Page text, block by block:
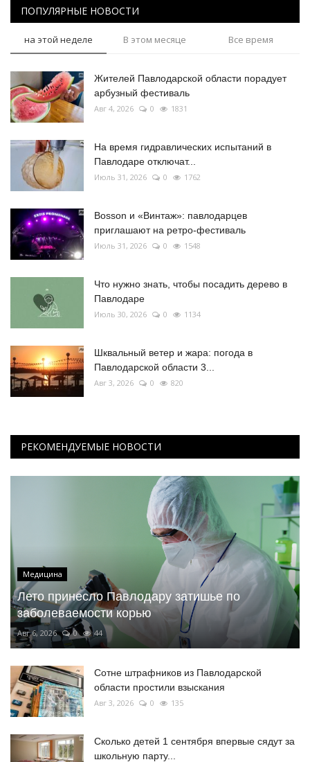
ПОПУЛЯРНЫЕ НОВОСТИ
на этой неделе В этом месяце Все время
Жителей Павлодарской области порадует
арбузный фестиваль
Авг 4, 2026 0 1831
На время гидравлических испытаний в
Павлодаре отключат...
Июль 31, 2026 0 1762
Bosson и «Винтаж»: павлодарцев
приглашают на ретро-фестиваль
Июль 31, 2026 0 1548
Что нужно знать, чтобы посадить дерево в
Павлодаре
Июль 30, 2026 0 1134
Шквальный ветер и жара: погода в
Павлодарской области 3...
Авг 3, 2026 0 820
РЕКОМЕНДУЕМЫЕ НОВОСТИ
Медицина
Лето принесло Павлодару затишье по
заболеваемости корью
Авг 6, 2026 0 44
Сотне штрафников из Павлодарской
области простили взыскания
Авг 3, 2026 0 135
Сколько детей 1 сентября впервые сядут за
школьную парту...